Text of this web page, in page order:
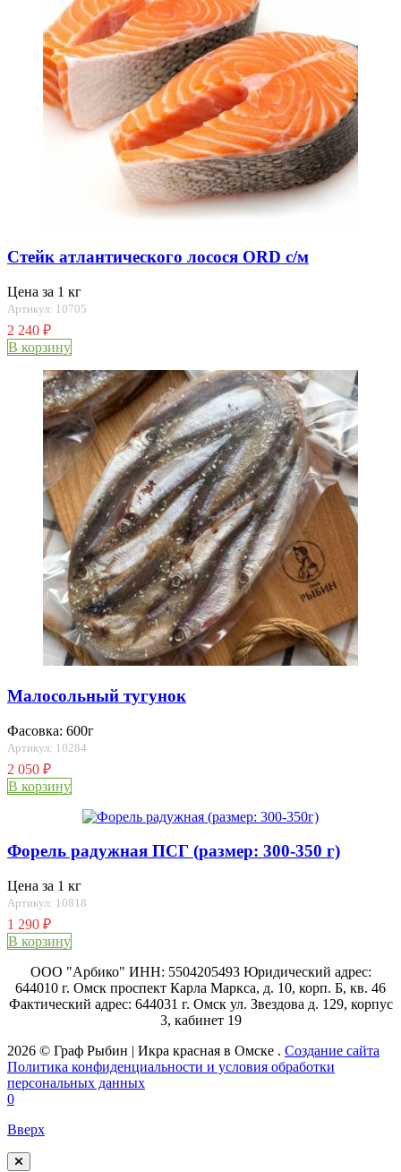
Стейк атлантического лосося ORD с/м
Цена за 1 кг
Артикул: 10705
2 240 ₽
В корзину
Малосольный тугунок
Фасовка: 600г
Артикул: 10284
2 050 ₽
В корзину
Форель радужная ПСГ (размер: 300-350 г)
Цена за 1 кг
Артикул: 10818
1 290 ₽
В корзину
ООО "Арбико" ИНН: 5504205493 Юридический адрес:
644010 г. Омск проспект Карла Маркса, д. 10, корп. Б, кв. 46
Фактический адрес: 644031 г. Омск ул. Звездова д. 129, корпус
3, кабинет 19
2026 © Граф Рыбин | Икра красная в Омске . Создание сайта
Политика конфиденциальности и условия обработки
персональных данных
0
Вверх